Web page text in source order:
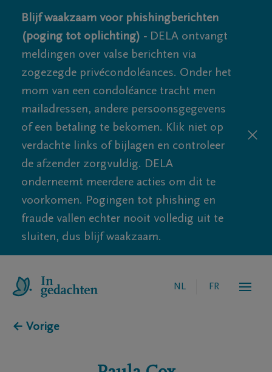
Blijf waakzaam voor phishingberichten
(poging tot oplichting) - DELA ontvangt
meldingen over valse berichten via
zogezegde privécondoléances. Onder het
mom van een condoléance tracht men
mailadressen, andere persoonsgegevens
of een betaling te bekomen. Klik niet op
verdachte links of bijlagen en controleer
de afzender zorgvuldig. DELA
onderneemt meerdere acties om dit te
voorkomen. Pogingen tot phishing en
fraude vallen echter nooit volledig uit te
sluiten, dus blijf waakzaam.
NL FR
← Vorige